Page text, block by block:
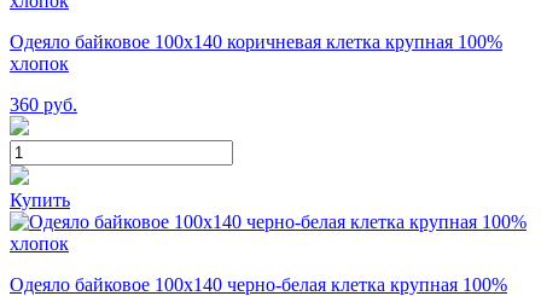
Одеяло байковое 100х140 коричневая клетка крупная 100%
хлопок
360 руб.
Купить
Одеяло байковое 100х140 черно-белая клетка крупная 100%